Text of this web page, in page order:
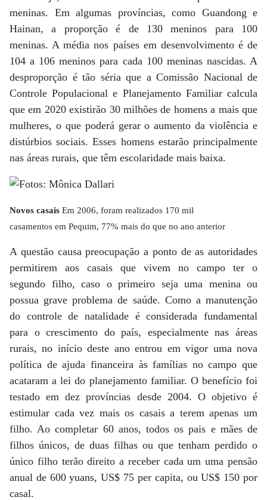
meninas. Em algumas províncias, como Guandong e
Hainan, a proporção é de 130 meninos para 100
meninas. A média nos países em desenvolvimento é de
104 a 106 meninos para cada 100 meninas nascidas. A
desproporção é tão séria que a Comissão Nacional de
Controle Populacional e Planejamento Familiar calcula
que em 2020 existirão 30 milhões de homens a mais que
mulheres, o que poderá gerar o aumento da violência e
distúrbios sociais. Esses homens estarão principalmente
nas áreas rurais, que têm escolaridade mais baixa.
Novos casais Em 2006, foram realizados 170 mil
casamentos em Pequim, 77% mais do que no ano anterior
A questão causa preocupação a ponto de as autoridades
permitirem aos casais que vivem no campo ter o
segundo filho, caso o primeiro seja uma menina ou
possua grave problema de saúde. Como a manutenção
do controle de natalidade é considerada fundamental
para o crescimento do país, especialmente nas áreas
rurais, no início deste ano entrou em vigor uma nova
política de ajuda financeira às famílias no campo que
acataram a lei do planejamento familiar. O benefício foi
testado em dez províncias desde 2004. O objetivo é
estimular cada vez mais os casais a terem apenas um
filho. Ao completar 60 anos, todos os pais e mães de
filhos únicos, de duas filhas ou que tenham perdido o
único filho terão direito a receber cada um uma pensão
anual de 600 yuans, US$ 75 per capita, ou US$ 150 por
casal.